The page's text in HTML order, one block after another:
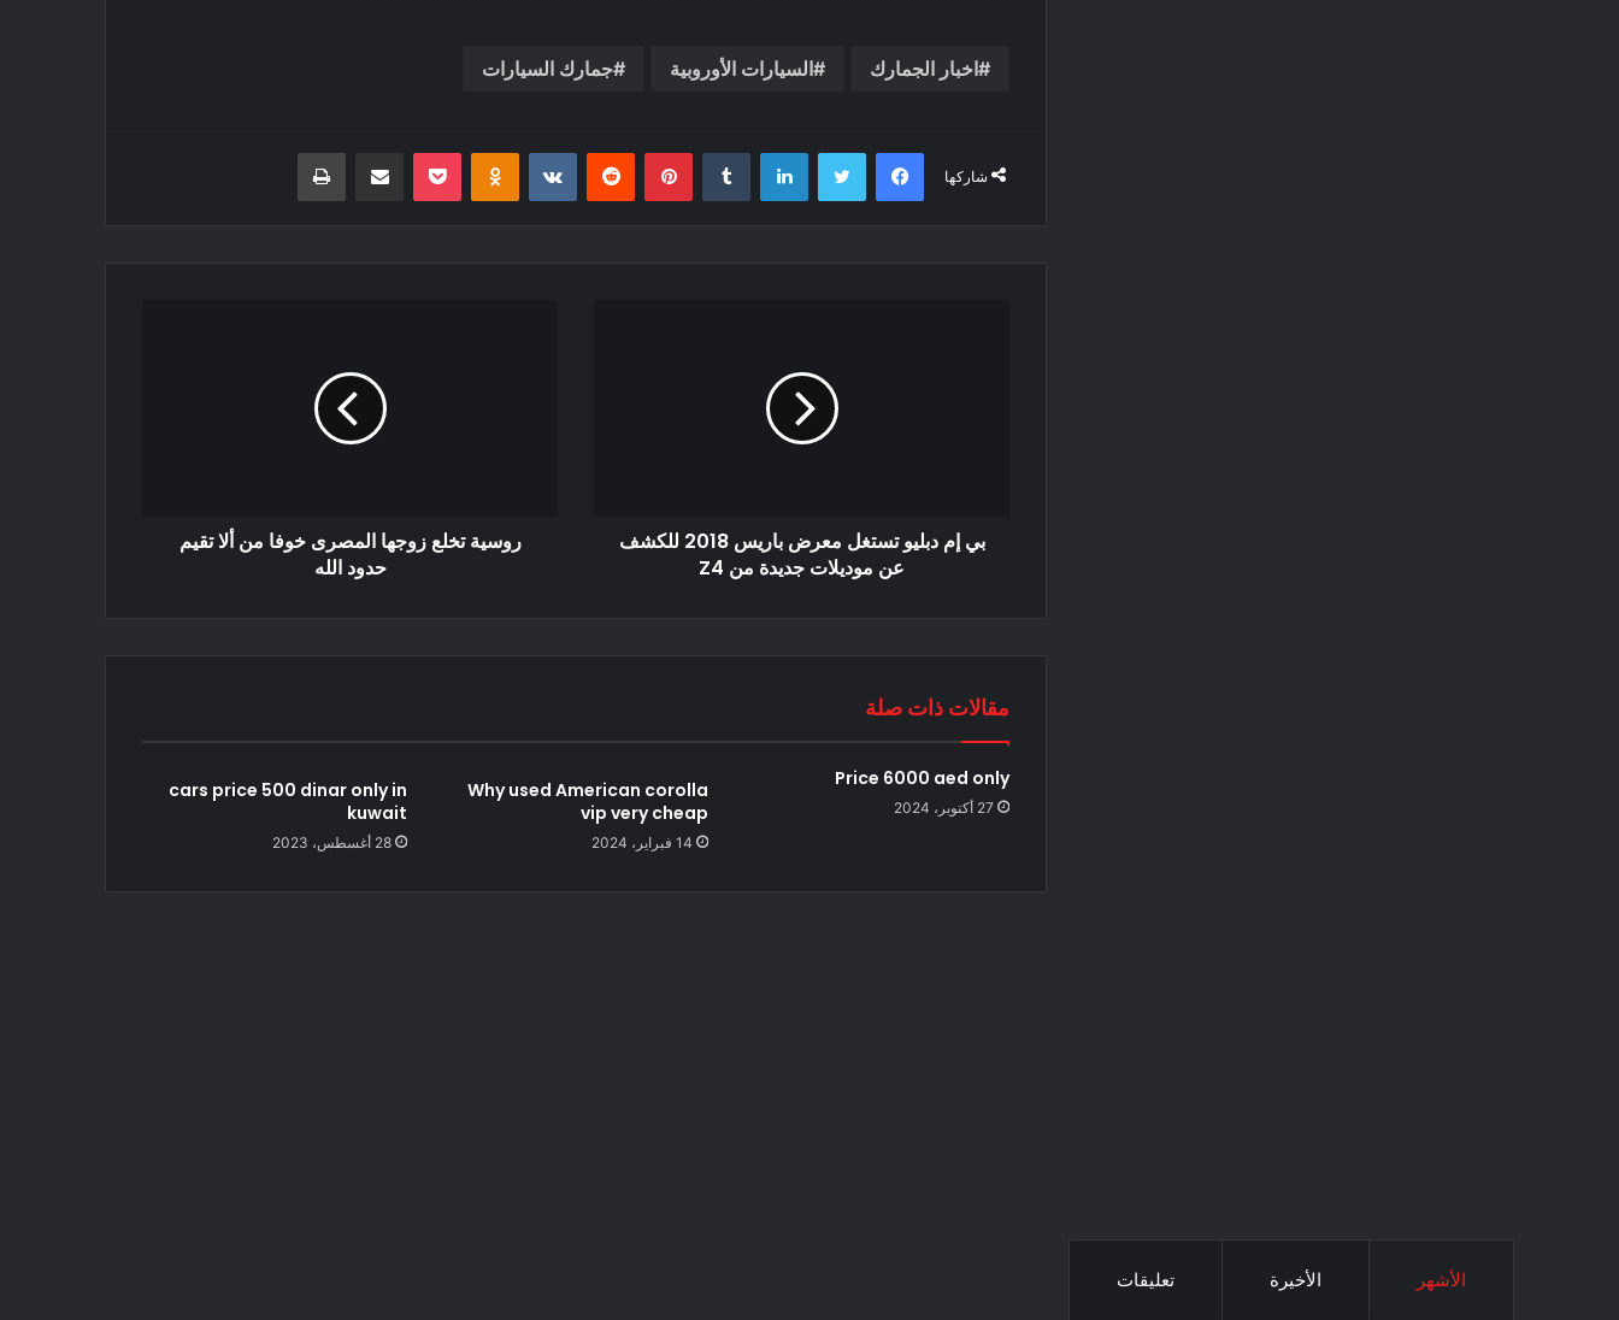
اخبار الجمارك السيارات الأوروبية جمارك السيارات
شاركها
فيسبوك لينكدإن بينتيريست
بي إم دبليو تستغل معرض باريس 2018 للكشف
عن موديلات جديدة من Z4
روسية تخلع زوجها المصرى خوفا من ألا تقيم
حدود الله
مقالات ذات صلة
Price 6000 aed only
27 أكتوبر، 2024
Why used American corolla
vip very cheap
14 فبراير، 2024
cars price 500 dinar only in
kuwait
28 أغسطس، 2023
الأشهر الأخيرة تعليقات